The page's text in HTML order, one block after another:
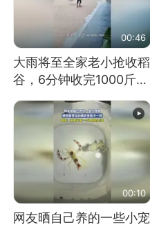
00:46
大雨将至全家老小抢收稻
谷，6分钟收完1000斤，
没有一个人掉链子
00:10
网友晒自己养的一些小宠